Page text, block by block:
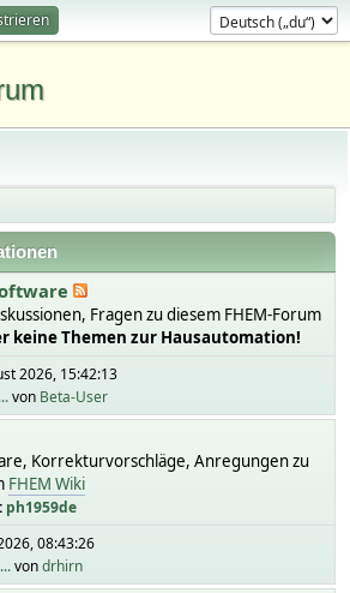
Fragen zu diesem FHEM-Forum
keine Themen zur Hausautomation!
2026, 15:42:13
von Beta-User
Korrekturvorschläge, Anregungen zu
FHEM Wiki
ph1959de
08:43:26
vondrhirn